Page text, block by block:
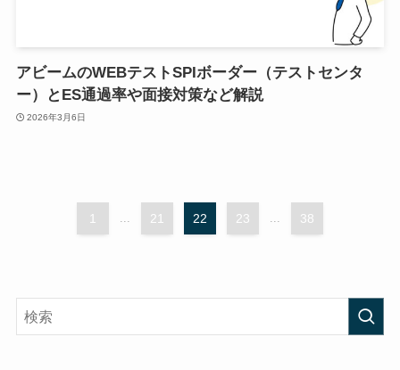
アビームのWEBテストSPIボーダー（テストセンタ
ー）とES通過率や面接対策など解説
2026年3月6日
1 ... 21 22 23 ... 38